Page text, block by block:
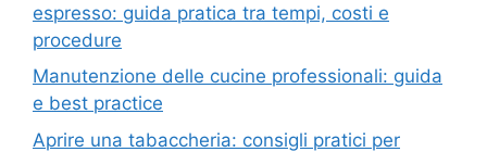
espresso: guida pratica tra tempi, costi e
procedure
Manutenzione delle cucine professionali: guida
e best practice
Aprire una tabaccheria: consigli pratici per